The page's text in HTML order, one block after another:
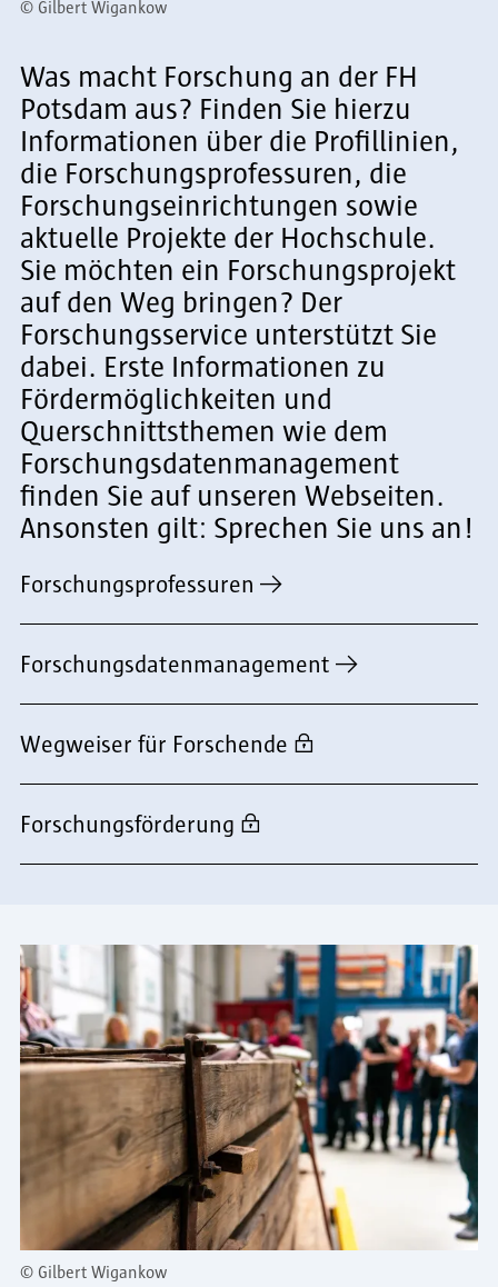
© Gilbert Wigankow
Was macht Forschung an der FH
Potsdam aus? Finden Sie hierzu
Informationen über die Profillinien,
die Forschungsprofessuren, die
Forschungseinrichtungen sowie
aktuelle Projekte der Hochschule.
Sie möchten ein Forschungsprojekt
auf den Weg bringen? Der
Forschungsservice unterstützt Sie
dabei. Erste Informationen zu
Fördermöglichkeiten und
Querschnittsthemen wie dem
Forschungsdatenmanagement
finden Sie auf unseren Webseiten.
Ansonsten gilt: Sprechen Sie uns an!
Forschungsprofessuren
Forschungsdatenmanagement
Wegweiser für Forschende
Forschungsförderung
© Gilbert Wigankow